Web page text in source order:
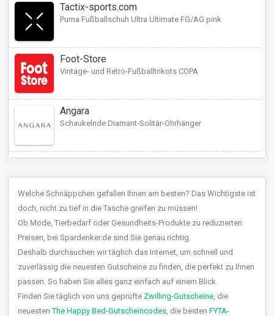
Tactix-sports.com
Puma Fußballschuh Ultra Ultimate FG/AG pink
Foot-Store
Vintage- und Retro-Fußballtrikots COPA
Angara
Schaukelnde Diamant-Solitär-Ohrhänger
Welche Schnäppchen gefallen Ihnen am besten? Das Wichtigste ist
doch, nicht zu tief in die Tasche greifen zu müssen!
Ob Mode, Tierbedarf oder Gesundheits-Produkte zu reduzierten
Preisen, bei Spardenker.de sind Sie genau richtig.
Deshalb durchsuchen wir täglich das Internet, um schnell und
zuverlässig die neuesten Gutscheine zu finden, die perfekt zu Ihnen
passen. So haben Sie alles ganz einfach auf einem Blick.
Finden Sie täglich von uns geprüfte Zwilling-Gutscheine , die
neuestenThe Happy Bed-Gutscheincodes , die besten FYTA-